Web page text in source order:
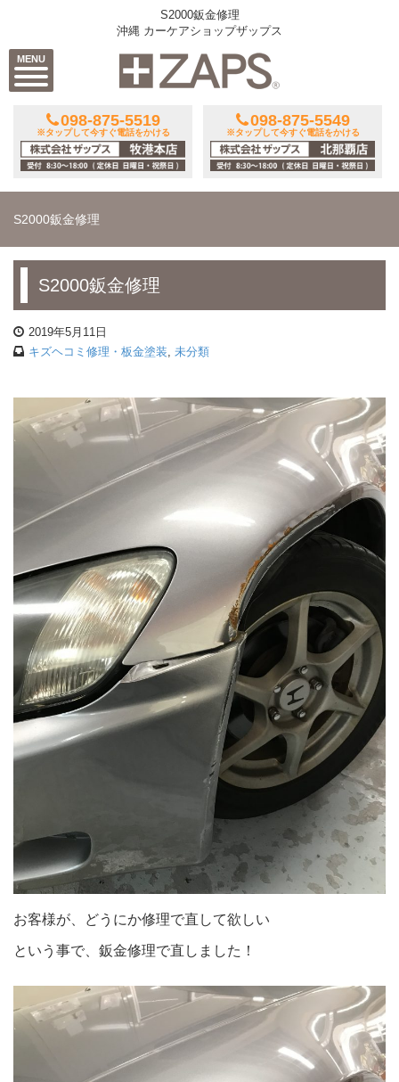
MENU
S2000鈑金修理
沖縄 カーケアショップザップス
098-875-5519
※タップして今すぐ電話をかける
098-875-5549
※タップして今すぐ電話をかける
S2000鈑金修理
S2000鈑金修理
2019年5月11日
キズヘコミ修理・板金塗装 未分類
お客様が、どうにか修理で直して欲しい
という事で、鈑金修理で直しました！